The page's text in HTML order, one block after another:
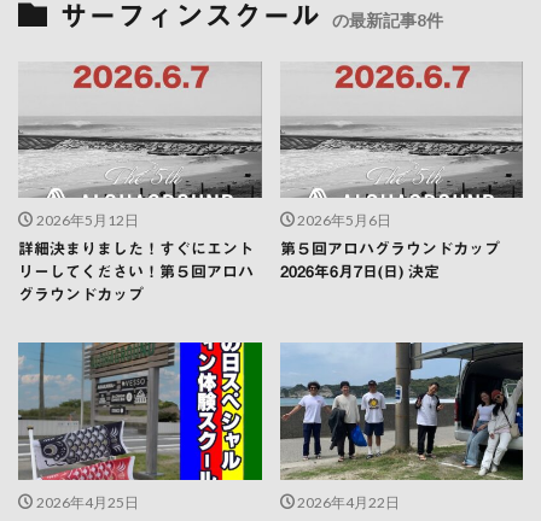
サーフィンスクール の最新記事8件
2026年5月12日
詳細決まりました！すぐにエント
リーしてください！第５回アロハ
グラウンドカップ
2026年5月6日
第５回アロハグラウンドカップ
2026年6月7日(日) 決定
2026年4月25日 2026年4月22日